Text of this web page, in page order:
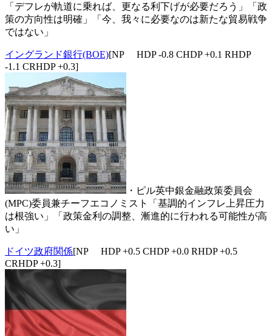
「デフレが軌道に乗れば、更なる利下げが必要だろう」「政
策の方向性は明確」「今、我々に必要なのは新たな貿易戦争
ではない」
イングランド銀行(BOE)[NP HDP -0.8 CHDP +0.1 RHDP
-1.1 CRHDP +0.3]
・ピル英中銀金融政策委員会
(MPC)委員兼チーフエコノミスト「基調的インフレ上昇圧力
は根強い」「政策金利の調整、漸進的に行われる可能性が高
い」
ドイツ政府関係[NP HDP +0.5 CHDP +0.0 RHDP +0.5
CRHDP +0.3]